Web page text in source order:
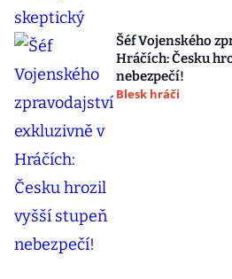
Šéf Vojenského
Hráčích: Česku
nebezpečí!
Blesk hráči